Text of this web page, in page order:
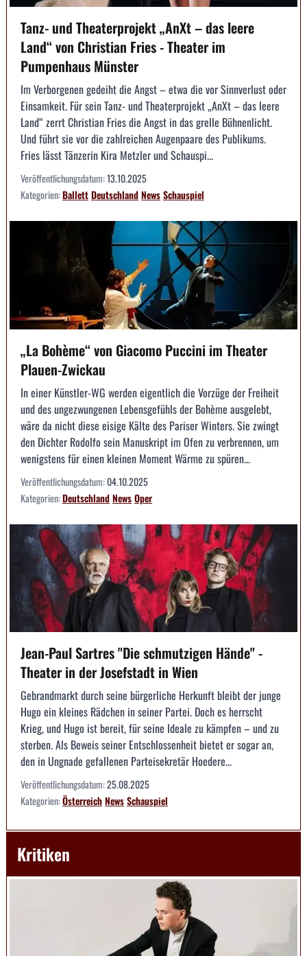
Tanz- und Theaterprojekt „AnXt – das leere
Land“ von Christian Fries - Theater im
Pumpenhaus Münster
Im Verborgenen gedeiht die Angst – etwa die vor Sinnverlust oder
Einsamkeit. Für sein Tanz- und Theaterprojekt „AnXt – das leere
Land“ zerrt Christian Fries die Angst in das grelle Bühnenlicht.
Und führt sie vor die zahlreichen Augenpaare des Publikums.
Fries lässt Tänzerin Kira Metzler und Schauspi...
Veröffentlichungsdatum:13.10.2025
Kategorien:BallettDeutschlandNewsSchauspiel
„La Bohème“ von Giacomo Puccini im Theater
Plauen-Zwickau
In einer Künstler-WG werden eigentlich die Vorzüge der Freiheit
und des ungezwungenen Lebensgefühls der Bohème ausgelebt,
wäre da nicht diese eisige Kälte des Pariser Winters. Sie zwingt
den Dichter Rodolfo sein Manuskript im Ofen zu verbrennen, um
wenigstens für einen kleinen Moment Wärme zu spüren...
Veröffentlichungsdatum:04.10.2025
Kategorien:DeutschlandNewsOper
Jean-Paul Sartres "Die schmutzigen Hände" -
Theater in der Josefstadt in Wien
Gebrandmarkt durch seine bürgerliche Herkunft bleibt der junge
Hugo ein kleines Rädchen in seiner Partei. Doch es herrscht
Krieg, und Hugo ist bereit, für seine Ideale zu kämpfen – und zu
sterben. Als Beweis seiner Entschlossenheit bietet er sogar an,
den in Ungnade gefallenen Parteisekretär Hoedere...
Veröffentlichungsdatum:25.08.2025
Kategorien:ÖsterreichNewsSchauspiel
Kritiken